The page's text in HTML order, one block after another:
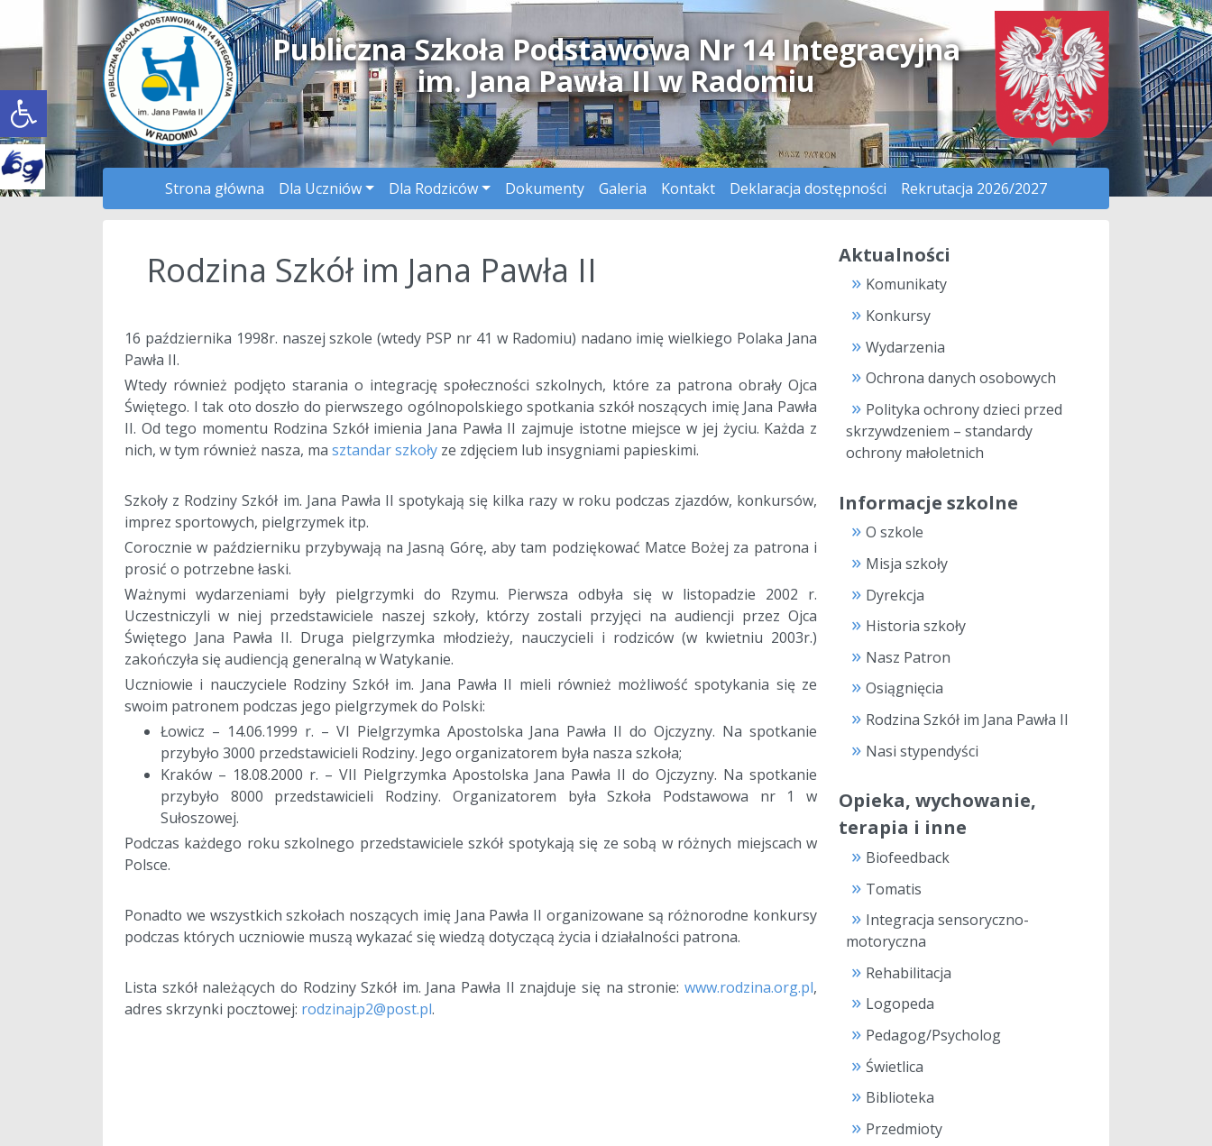
Open toolbar
Publiczna Szkoła Podstawowa Nr 14 Integracyjna
im. Jana Pawła II w Radomiu
Strona główna Dla Uczniów Dla Rodziców Dokumenty Galeria Kontakt Deklaracja dostępności Rekrutacja 2026/2027
Rodzina Szkół im Jana Pawła II
16 października 1998r. naszej szkole (wtedy PSP nr 41 w Radomiu) nadano imię wielkiego Polaka Jana
Pawła II.
Wtedy również podjęto starania o integrację społeczności szkolnych, które za patrona obrały Ojca
Świętego. I tak oto doszło do pierwszego ogólnopolskiego spotkania szkół noszących imię Jana Pawła
II. Od tego momentu Rodzina Szkół imienia Jana Pawła II zajmuje istotne miejsce w jej życiu. Każda z
nich, w tym również nasza, ma sztandar szkoły ze zdjęciem lub insygniami papieskimi.
Szkoły z Rodziny Szkół im. Jana Pawła II spotykają się kilka razy w roku podczas zjazdów, konkursów,
imprez sportowych, pielgrzymek itp.
Corocznie w październiku przybywają na Jasną Górę, aby tam podziękować Matce Bożej za patrona i
prosić o potrzebne łaski.
Ważnymi wydarzeniami były pielgrzymki do Rzymu. Pierwsza odbyła się w listopadzie 2002 r.
Uczestniczyli w niej przedstawiciele naszej szkoły, którzy zostali przyjęci na audiencji przez Ojca
Świętego Jana Pawła II. Druga pielgrzymka młodzieży, nauczycieli i rodziców (w kwietniu 2003r.)
zakończyła się audiencją generalną w Watykanie.
Uczniowie i nauczyciele Rodziny Szkół im. Jana Pawła II mieli również możliwość spotykania się ze
swoim patronem podczas jego pielgrzymek do Polski:
Łowicz – 14.06.1999 r. – VI Pielgrzymka Apostolska Jana Pawła II do Ojczyzny. Na spotkanie
przybyło 3000 przedstawicieli Rodziny. Jego organizatorem była nasza szkoła;
Kraków – 18.08.2000 r. – VII Pielgrzymka Apostolska Jana Pawła II do Ojczyzny. Na spotkanie
przybyło 8000 przedstawicieli Rodziny. Organizatorem była Szkoła Podstawowa nr 1 w
Sułoszowej.
Podczas każdego roku szkolnego przedstawiciele szkół spotykają się ze sobą w różnych miejscach w
Polsce.
Ponadto we wszystkich szkołach noszących imię Jana Pawła II organizowane są różnorodne konkursy
podczas których uczniowie muszą wykazać się wiedzą dotyczącą życia i działalności patrona.
Lista szkół należących do Rodziny Szkół im. Jana Pawła II znajduje się na stronie: www.rodzina.org.pl,
adres skrzynki pocztowej: rodzinajp2@post.pl.
Aktualności
Komunikaty
Konkursy
Wydarzenia
Ochrona danych osobowych
Polityka ochrony dzieci przed
skrzywdzeniem – standardy
ochrony małoletnich
Informacje szkolne
O szkole
Misja szkoły
Dyrekcja
Historia szkoły
Nasz Patron
Osiągnięcia
Rodzina Szkół im Jana Pawła II
Nasi stypendyści
Opieka, wychowanie,
terapia i inne
Biofeedback
Tomatis
Integracja sensoryczno-
motoryczna
Rehabilitacja
Logopeda
Pedagog/Psycholog
Świetlica
Biblioteka
Przedmioty